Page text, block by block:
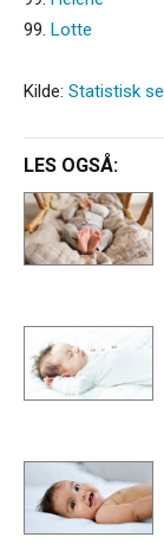
99. Lotte
Kilde: Statistisk
LES OGSÅ: